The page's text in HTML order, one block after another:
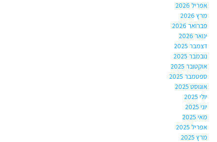
אפריל 2026
מרץ 2026
פברואר 2026
ינואר 2026
דצמבר 2025
נובמבר 2025
אוקטובר 2025
ספטמבר 2025
אוגוסט 2025
יולי 2025
יוני 2025
מאי 2025
אפריל 2025
מרץ 2025